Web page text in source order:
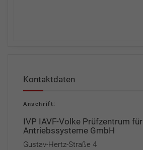
Kontaktdaten
Anschrift:
IVP IAVF-Volke Prüfzentrum für
Antriebssysteme GmbH
Gustav-Hertz-Straße 4